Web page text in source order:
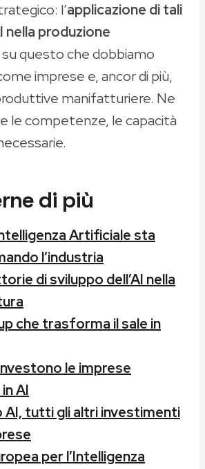
l’applicazione di tali
produzione
su questo che dobbiamo
imprese e, ancor di più,
manifatturiere. Ne
le competenze, le capacità
di più
Artificiale sta
l’industria
di sviluppo dell’AI nella
che trasforma il sale in
le imprese
AI
AI, tutti gli altri investimenti
per l’Intelligenza